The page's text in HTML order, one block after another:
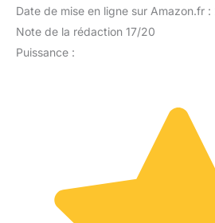
Date de mise en ligne sur Amazon.fr
Note de la rédaction 17/20
Puissance :